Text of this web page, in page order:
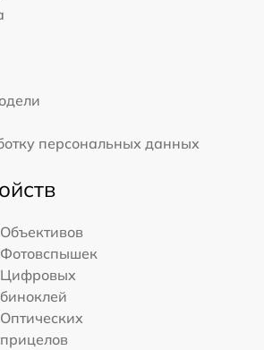
персональных данных
Объективов
Фотовспышек
Цифровых
биноклей
Оптических
прицелов